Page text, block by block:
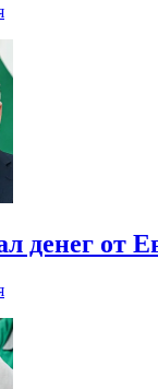
денег от